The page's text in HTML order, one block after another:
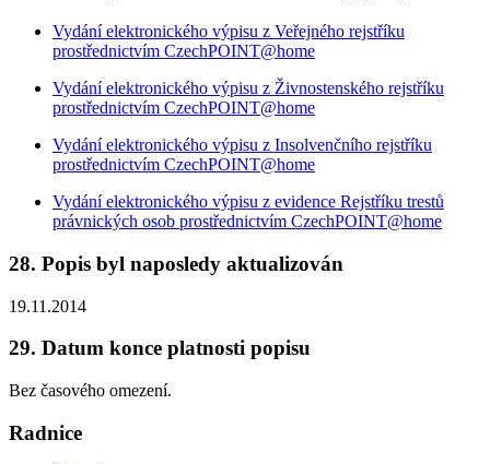
Vydání elektronického výpisu z Veřejného rejstříku
prostřednictvím CzechPOINT@home
Vydání elektronického výpisu z Živnostenského rejstříku
prostřednictvím CzechPOINT@home
Vydání elektronického výpisu z Insolvenčního rejstříku
prostřednictvím CzechPOINT@home
Vydání elektronického výpisu z evidence Rejstříku trestů
právnických osob prostřednictvím CzechPOINT@home
28. Popis byl naposledy aktualizován
19.11.2014
29. Datum konce platnosti popisu
Bez časového omezení.
Radnice